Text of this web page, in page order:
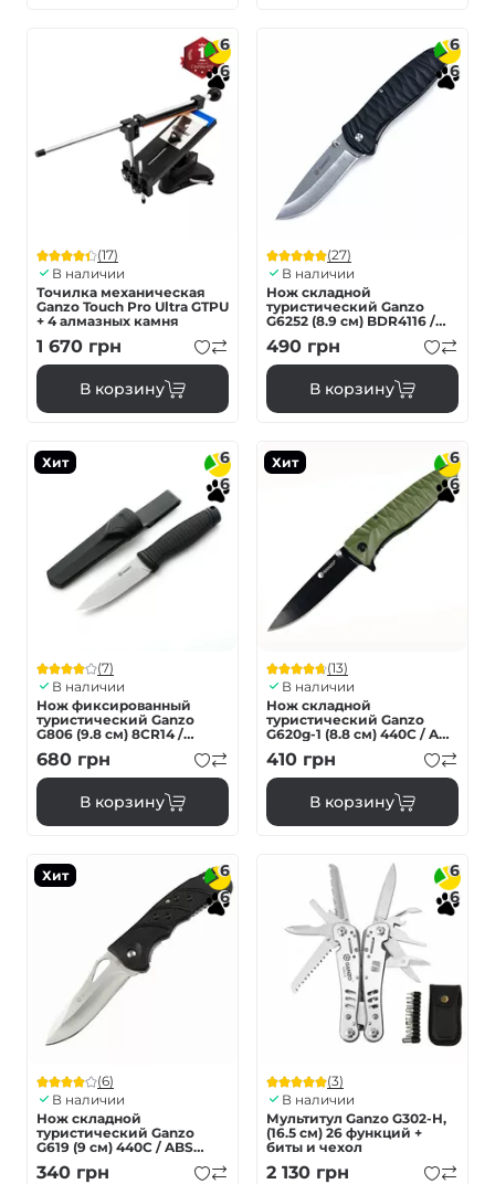
6
6
(17)
В наличии
Точилка механическая
Ganzo Touch Pro Ultra GTPU
+ 4 алмазных камня
1 670 грн
В корзину
6
6
(27)
В наличии
Нож складной
туристический Ganzo
G6252 (8.9 см) BDR4116 /
fiberglass черный
490 грн
В корзину
Хит
6
6
(7)
В наличии
Нож фиксированный
туристический Ganzo
G806 (9.8 см) 8CR14 /
PP+TPR черный с чехлом
680 грн
В корзину
Хит
6
6
(13)
В наличии
Нож складной
туристический Ganzo
G620g-1 (8.8 см) 440C / ABS
зеленый
410 грн
В корзину
Хит
6
6
(6)
В наличии
Нож складной
туристический Ganzo
G619 (9 см) 440C / ABS
черный
340 грн
6
6
(3)
В наличии
Мультитул Ganzo G302-H,
(16.5 см) 26 функций +
биты и чехол
2 130 грн